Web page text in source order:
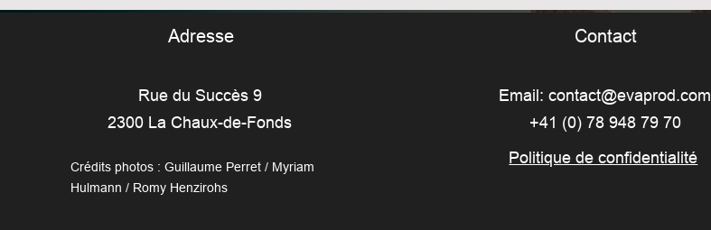
Adresse
Rue du Succès 9
2300 La Chaux-de-Fonds
Crédits photos : Guillaume Perret / Myriam
Hulmann / Romy Henzirohs
Contact
Email:contact@evaprod.com
+41 (0) 78 948 79 70
Politique de confidentialité